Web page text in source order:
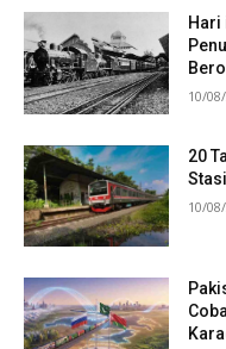
Hari
10/
20
10/